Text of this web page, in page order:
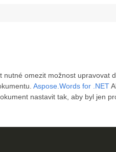
omezit možnost upravovat
Aspose.Words for .NET
nastavit tak, aby byl jen